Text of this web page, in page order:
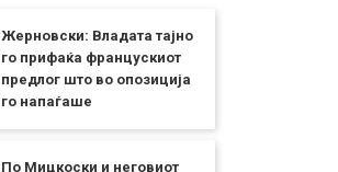
Жерновски: Владата тајно
го прифаќа францускиот
предлог што во опозиција
го напаѓаше
По Мицкоски и неговиот